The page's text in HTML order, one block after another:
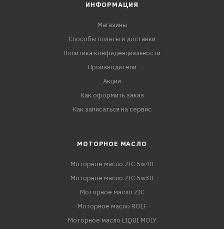
ИНФОРМАЦИЯ
Магазины
Способы оплаты и доставки
Политика конфиденциальности
Производители
Акции
Как оформить заказ
Как записаться на сервис
МОТОРНОЕ МАСЛО
Моторное масло ZIC 5w40
Моторное масло ZIC 5w30
Моторное масло ZIC
Моторное масло ROLF
Моторное масло LIQUI MOLY